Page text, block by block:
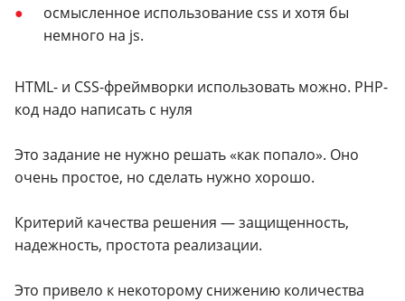
осмысленное использование css и хотя бы
немного на js.
HTML- и CSS-фреймворки использовать можно. PHP-
код надо написать с нуля
Это задание не нужно решать «как попало». Оно
очень простое, но сделать нужно хорошо.
Критерий качества решения — защищенность,
надежность, простота реализации.
Это привело к некоторому снижению количества